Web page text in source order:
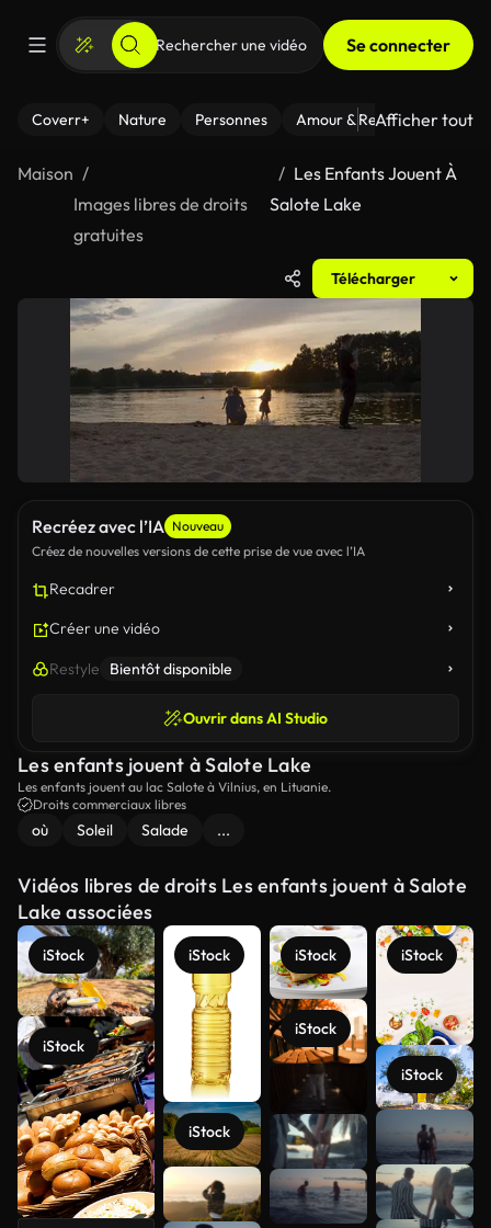
Se connecter
Coverr+ Nature Personnes Amour & Relations Le
Afficher tout
Maison
Images libres de droits
gratuites
Les Enfants Jouent À
Salote Lake
Télécharger
Recréez avec l’IA Nouveau
Créez de nouvelles versions de cette prise de vue avec l’IA
Recadrer
Créer une vidéo
Restyle Bientôt disponible
Ouvrir dans AI Studio
Les enfants jouent à Salote Lake
Les enfants jouent au lac Salote à Vilnius, en Lituanie.
Droits commerciaux libres
où Soleil Salade ...
Vidéos libres de droits Les enfants jouent à Salote
Lake associées
iStock
iStock
iStock
iStock
iStock
iStock
iStock
iStock
Voir plus